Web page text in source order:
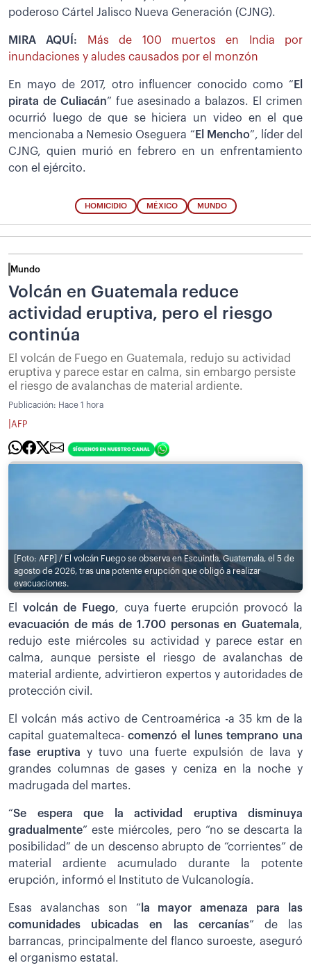
poderoso Cártel Jalisco Nueva Generación (CJNG).
MIRA AQUÍ:
Más de 100 muertos en India por
inundaciones y aludes causados por el monzón
En mayo de 2017, otro influencer conocido como “ El
pirata de Culiacán” fue asesinado a balazos. El crimen
ocurrió luego de que se hiciera un video en el que
mencionaba a Nemesio Oseguera “ El Mencho”, líder del
CJNG, quien murió en febrero en un enfrentamiento
con el ejército.
HOMICIDIO MÉXICO MUNDO
Mundo
Volcán en Guatemala reduce
actividad eruptiva, pero el riesgo
continúa
El volcán de Fuego en Guatemala, redujo su actividad
eruptiva y parece estar en calma, sin embargo persiste
el riesgo de avalanchas de material ardiente.
Publicación: Hace 1 hora
AFP
[Foto: AFP] / El volcán Fuego se observa en Escuintla, Guatemala, el 5 de
agosto de 2026, tras una potente erupción que obligó a realizar
evacuaciones.
El volcán de Fuego, cuya fuerte erupción provocó la
evacuación de más de 1.700 personas en Guatemala,
redujo este miércoles su actividad y parece estar en
calma, aunque persiste el riesgo de avalanchas de
material ardiente, advirtieron expertos y autoridades de
protección civil.
El volcán más activo de Centroamérica -a 35 km de la
capital guatemalteca-comenzó el lunes temprano una
fase eruptiva y tuvo una fuerte expulsión de lava y
grandes columnas de gases y ceniza en la noche y
madrugada del martes.
“Se espera que la actividad eruptiva disminuya
gradualmente” este miércoles, pero “no se descarta la
posibilidad” de un descenso abrupto de “corrientes” de
material ardiente acumulado durante la potente
erupción, informó el Instituto de Vulcanología.
Esas avalanchas son “ la mayor amenaza para las
comunidades ubicadas en las cercanías” de las
barrancas, principalmente del flanco suroeste, aseguró
el organismo estatal.